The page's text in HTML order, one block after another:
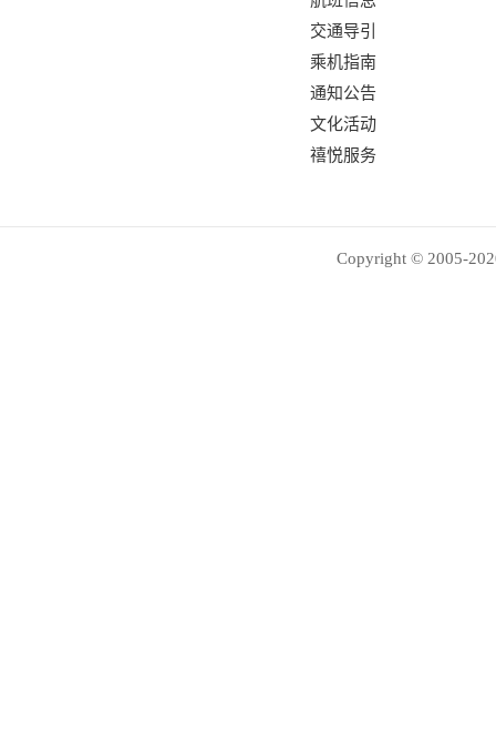
交通导引
乘机指南
通知公告
文化活动
禧悦服务
Copyright © 2005-